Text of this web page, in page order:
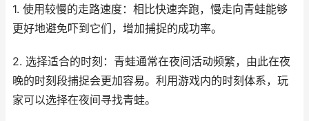
1. 使用较慢的走路速度：相比快速奔跑，慢走向青蛙能够
更好地避免吓到它们，增加捕捉的成功率。
2. 选择适合的时刻：青蛙通常在夜间活动频繁，由此在夜
晚的时刻段捕捉会更加容易。利用游戏内的时刻体系，玩
家可以选择在夜间寻找青蛙。